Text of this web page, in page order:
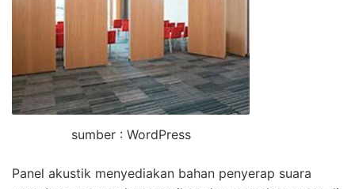
sumber : WordPress
Panel akustik menyediakan bahan penyerap suara